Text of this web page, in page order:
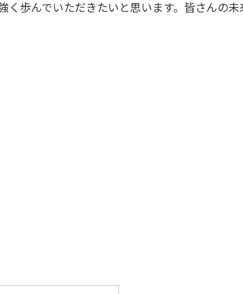
く歩んでいただきたいと思います。皆さんの未